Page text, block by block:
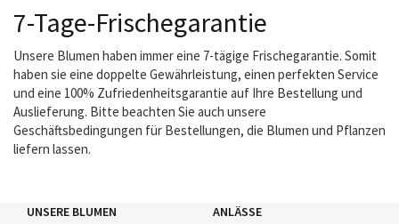
7-Tage-Frischegarantie
Unsere Blumen haben immer eine 7-tägige Frischegarantie. Somit
haben sie eine doppelte Gewährleistung, einen perfekten Service
und eine 100% Zufriedenheitsgarantie auf Ihre Bestellung und
Auslieferung. Bitte beachten Sie auch unsere
Geschäftsbedingungen für Bestellungen, die Blumen und Pflanzen
liefern lassen.
UNSERE BLUMEN ANLÄSSE